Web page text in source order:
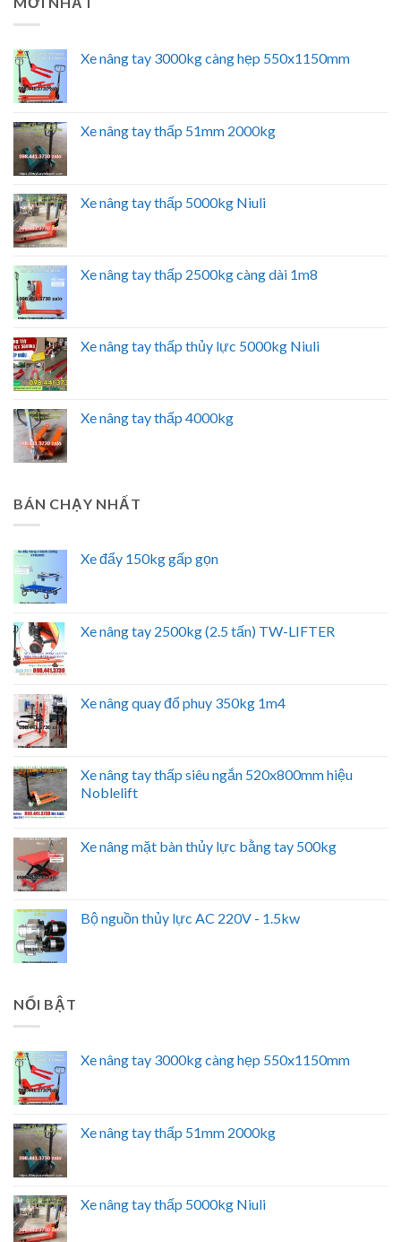
Xe nâng tay 3000kg càng hẹp 550x1150mm
Xe nâng tay thấp 51mm 2000kg
Xe nâng tay thấp 5000kg Niuli
Xe nâng tay thấp 2500kg càng dài 1m8
Xe nâng tay thấp thủy lực 5000kg Niuli
Xe nâng tay thấp 4000kg
BÁN CHẠY NHẤT
Xe đẩy 150kg gấp gọn
Xe nâng tay 2500kg (2.5 tấn) TW-LIFTER
Xe nâng quay đổ phuy 350kg 1m4
Xe nâng tay thấp siêu ngắn 520x800mm hiệu
Noblelift
Xe nâng mặt bàn thủy lực bằng tay 500kg
Bộ nguồn thủy lực AC 220V - 1.5kw
NỔI BẬT
Xe nâng tay 3000kg càng hẹp 550x1150mm
Xe nâng tay thấp 51mm 2000kg
Xe nâng tay thấp 5000kg Niuli